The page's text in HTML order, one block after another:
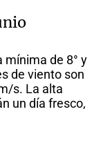
mínima de 8° y
de viento son
s. La alta
un día fresco,